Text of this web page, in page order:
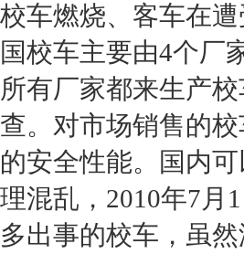
校车燃烧、客车在
国校车主要由4个厂
所有厂家都来生产
查。对市场销售的
的安全性能。国内
理混乱，2010年7月
多出事的校车，虽